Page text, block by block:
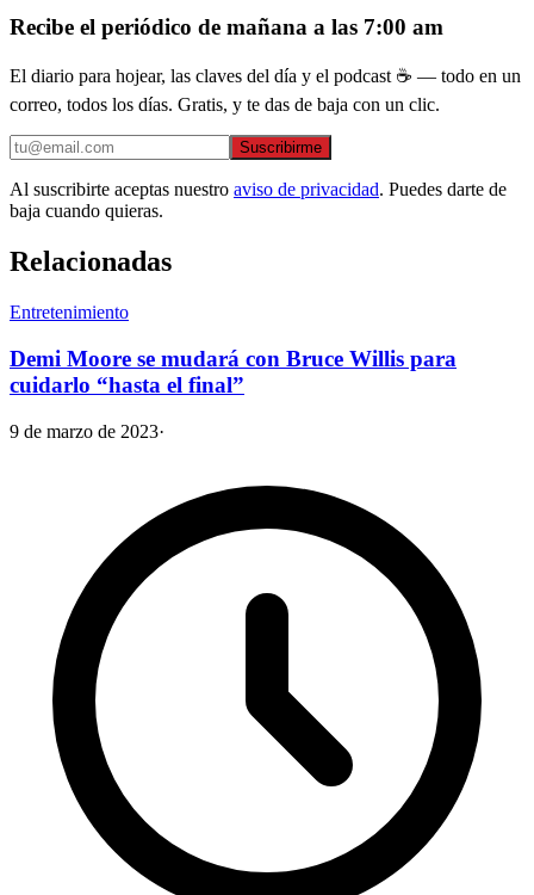
Recibe el periódico de mañana a las 7:00 am
El diario para hojear, las claves del día y el podcast ☕ — todo en un
correo, todos los días. Gratis, y te das de baja con un clic.
Suscribirme
Al suscribirte aceptas nuestro aviso de privacidad. Puedes darte de
baja cuando quieras.
Relacionadas
Entretenimiento
Demi Moore se mudará con Bruce Willis para
cuidarlo “hasta el final”
9 de marzo de 2023·